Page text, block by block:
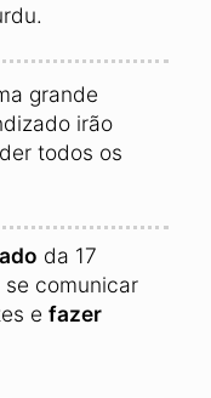
grande
irão
todos os
da 17
comunicar
e fazer